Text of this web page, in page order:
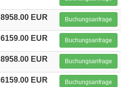
8958.00 EUR Buchungsanfrage
6159.00 EUR Buchungsanfrage
8958.00 EUR Buchungsanfrage
6159.00 EUR Buchungsanfrage